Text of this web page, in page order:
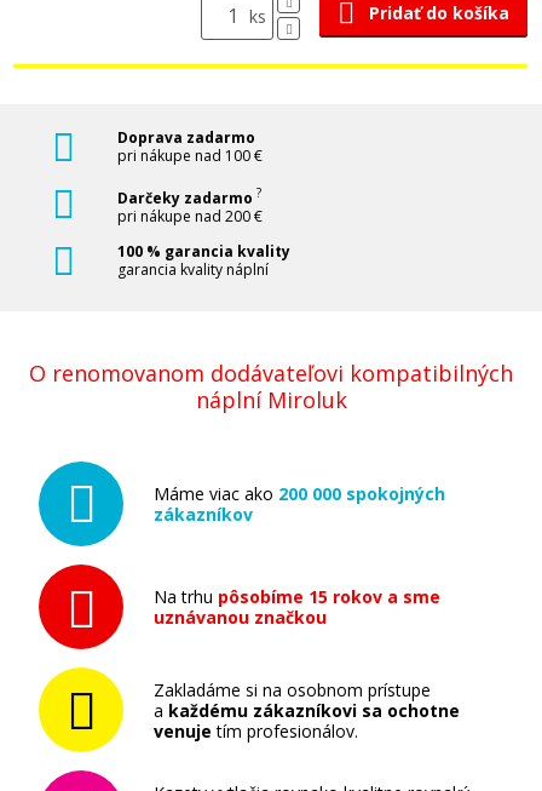
ks Pridať do košíka
Doprava zadarmo
pri nákupe nad 100 €
Darčeky zadarmo ?
pri nákupe nad 200 €
100 % garancia kvality
garancia kvality náplní
O renomovanom dodávateľovi kompatibilných
náplní Miroluk
Máme viac ako 200 000 spokojných
zákazníkov
Na trhu pôsobíme 15 rokov a sme
uznávanou značkou
Zakladáme si na osobnom prístupe
a každému zákazníkovi sa ochotne
venuje tím profesionálov.